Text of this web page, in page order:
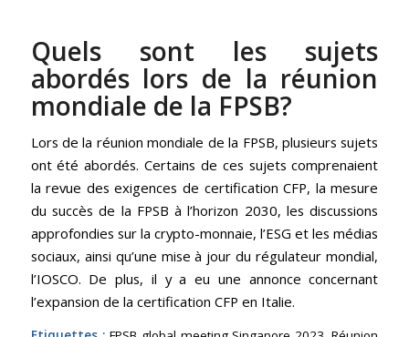
Quels sont les sujets
abordés lors de la réunion
mondiale de la FPSB?
Lors de la réunion mondiale de la FPSB, plusieurs sujets
ont été abordés. Certains de ces sujets comprenaient
la revue des exigences de certification CFP, la mesure
du succès de la FPSB à l’horizon 2030, les discussions
approfondies sur la crypto-monnaie, l’ESG et les médias
sociaux, ainsi qu’une mise à jour du régulateur mondial,
l’IOSCO. De plus, il y a eu une annonce concernant
l’expansion de la certification CFP en Italie.